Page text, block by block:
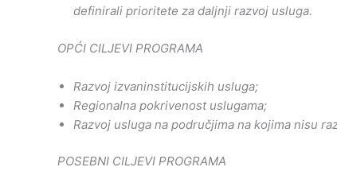
definirali prioritete za daljnji razvoj usluga.
OPĆI CILJEVI PROGRAMA
Razvoj izvaninstitucijskih usluga;
Regionalna pokrivenost uslugama;
Razvoj usluga na područjima na kojima nisu
POSEBNI CILJEVI PROGRAMA